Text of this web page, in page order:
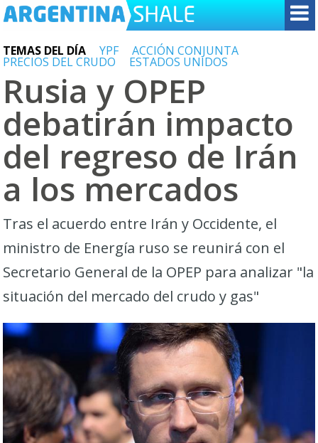
TEMAS DEL DÍA YPF ACCIÓN CONJUNTA
PRECIOS DEL CRUDO ESTADOS UNIDOS
Rusia y OPEP
debatirán impacto
del regreso de Irán
a los mercados
Tras el acuerdo entre Irán y Occidente, el
ministro de Energía ruso se reunirá con el
Secretario General de la OPEP para analizar "la
situación del mercado del crudo y gas"